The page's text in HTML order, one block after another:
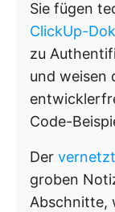
Sie fügen
ClickUp-
zu
und weisen
Code-
Der
groben
Abschnitte,